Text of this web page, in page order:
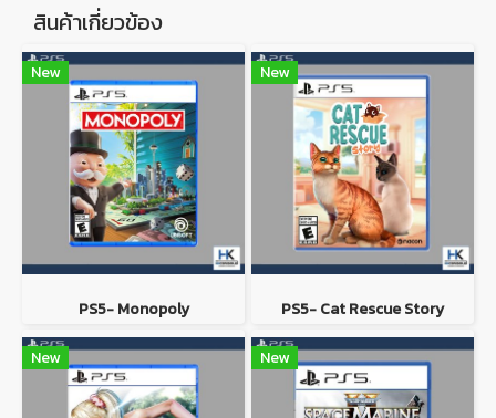
สินค้าเกี่ยวข้อง
New
PS5- Monopoly
New
PS5- Cat Rescue Story
New New